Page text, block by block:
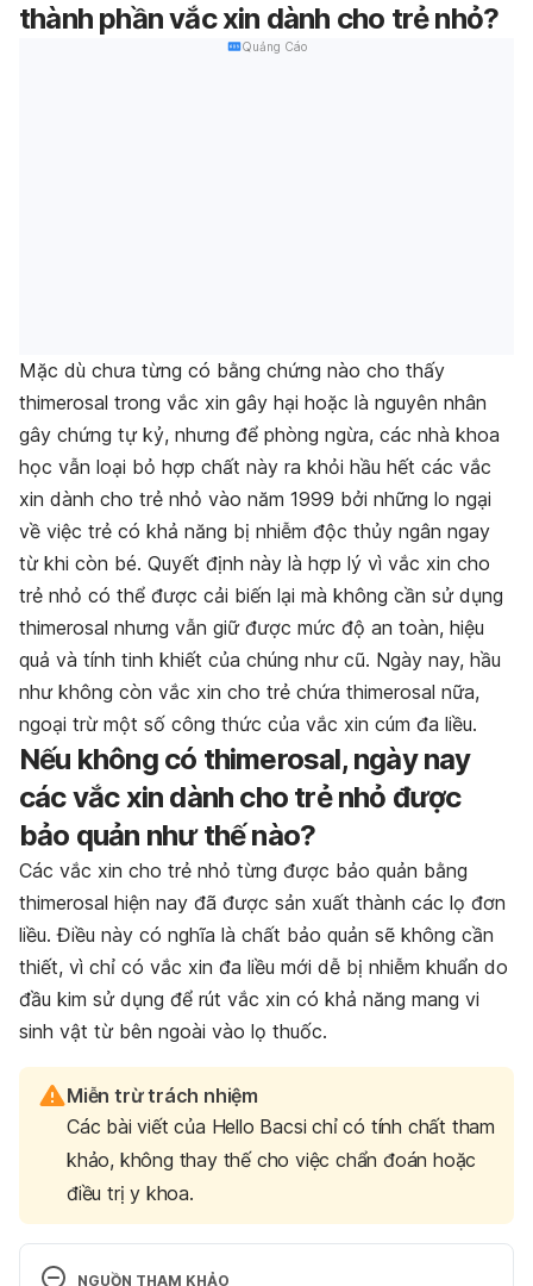
thành phần vắc xin dành cho trẻ nhỏ?
Quảng Cáo
Mặc dù chưa từng có bằng chứng nào cho thấy
thimerosal trong vắc xin gây hại hoặc là nguyên nhân
gây chứng tự kỷ, nhưng để phòng ngừa, các nhà khoa
học vẫn loại bỏ hợp chất này ra khỏi hầu hết các vắc
xin dành cho trẻ nhỏ vào năm 1999 bởi những lo ngại
về việc trẻ có khả năng bị nhiễm độc thủy ngân ngay
từ khi còn bé. Quyết định này là hợp lý vì vắc xin cho
trẻ nhỏ có thể được cải biến lại mà không cần sử dụng
thimerosal nhưng vẫn giữ được mức độ an toàn, hiệu
quả và tính tinh khiết của chúng như cũ. Ngày nay, hầu
như không còn vắc xin cho trẻ chứa thimerosal nữa,
ngoại trừ một số công thức của vắc xin cúm đa liều.
Nếu không có thimerosal, ngày nay
các vắc xin dành cho trẻ nhỏ được
bảo quản như thế nào?
Các vắc xin cho trẻ nhỏ từng được bảo quản bằng
thimerosal hiện nay đã được sản xuất thành các lọ đơn
liều. Điều này có nghĩa là chất bảo quản sẽ không cần
thiết, vì chỉ có vắc xin đa liều mới dễ bị nhiễm khuẩn do
đầu kim sử dụng để rút vắc xin có khả năng mang vi
sinh vật từ bên ngoài vào lọ thuốc.
Miễn trừ trách nhiệm
Các bài viết của Hello Bacsi chỉ có tính chất tham
khảo, không thay thế cho việc chẩn đoán hoặc
điều trị y khoa.
NGUỒN THAM KHẢO